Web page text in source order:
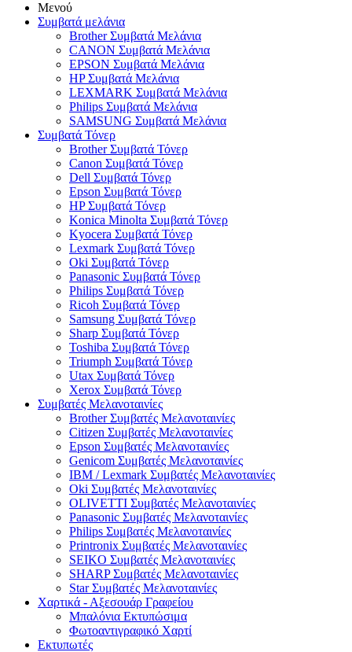
Μενού
Συμβατά μελάνια
Brother Συμβατά Μελάνια
CANON Συμβατά Μελάνια
EPSON Συμβατά Μελάνια
HP Συμβατά Μελάνια
LEXMARK Συμβατά Μελάνια
Philips Συμβατά Μελάνια
SAMSUNG Συμβατά Μελάνια
Συμβατά Τόνερ
Brother Συμβατά Τόνερ
Canon Συμβατά Τόνερ
Dell Συμβατά Τόνερ
Epson Συμβατά Τόνερ
HP Συμβατά Τόνερ
Konica Minolta Συμβατά Τόνερ
Kyocera Συμβατά Τόνερ
Lexmark Συμβατά Τόνερ
Oki Συμβατά Τόνερ
Panasonic Συμβατά Τόνερ
Philips Συμβατά Τόνερ
Ricoh Συμβατά Τόνερ
Samsung Συμβατά Τόνερ
Sharp Συμβατά Τόνερ
Toshiba Συμβατά Τόνερ
Triumph Συμβατά Τόνερ
Utax Συμβατά Τόνερ
Xerox Συμβατά Τόνερ
Συμβατές Μελανοταινίες
Brother Συμβατές Μελανοταινίες
Citizen Συμβατές Μελανοταινίες
Epson Συμβατές Μελανοταινίες
Genicom Συμβατές Μελανοταινίες
IBM / Lexmark Συμβατές Μελανοταινίες
Oki Συμβατές Μελανοταινίες
OLIVETTI Συμβατές Μελανοταινίες
Panasonic Συμβατές Μελανοταινίες
Philips Συμβατές Μελανοταινίες
Printronix Συμβατές Μελανοταινίες
SEIKO Συμβατές Μελανοταινίες
SHARP Συμβατές Μελανοταινίες
Star Συμβατές Μελανοταινίες
Χαρτικά - Αξεσουάρ Γραφείου
Μπαλόνια Εκτυπώσιμα
Φωτοαντιγραφικό Χαρτί
Εκτυπωτές